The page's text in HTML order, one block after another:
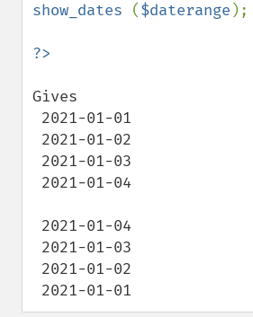
show_dates ($daterange );
Gives
2021-01-01